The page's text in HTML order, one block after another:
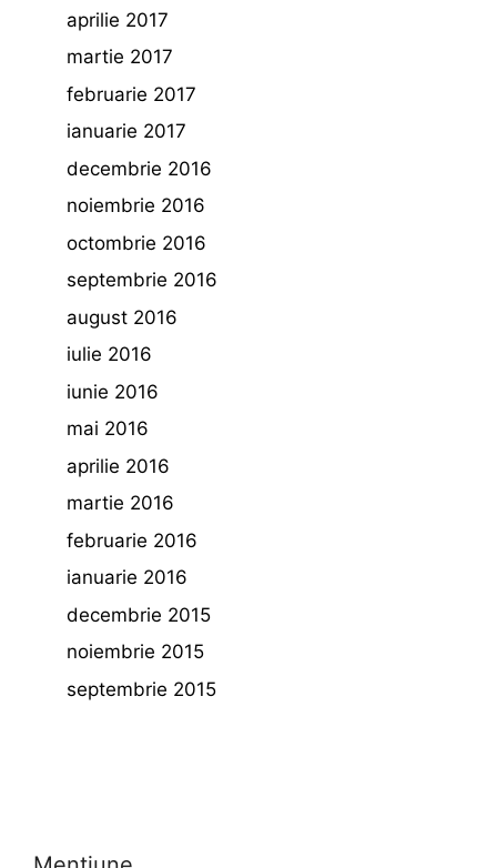
aprilie 2017
martie 2017
februarie 2017
ianuarie 2017
decembrie 2016
noiembrie 2016
octombrie 2016
septembrie 2016
august 2016
iulie 2016
iunie 2016
mai 2016
aprilie 2016
martie 2016
februarie 2016
ianuarie 2016
decembrie 2015
noiembrie 2015
septembrie 2015